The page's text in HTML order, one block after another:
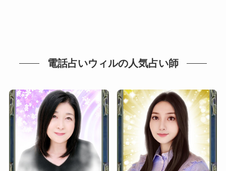
電話占いウィルの人気占い師